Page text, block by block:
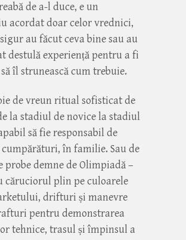
de a-l duce, e un
acordat doar celor vrednici,
au făcut ceva bine sau au
destulă experiență pentru a fi
îl strunească cum trebuie.
de vreun ritual sofisticat de
la stadiul de novice la stadiul
să fie responsabil de
cumpărături, în familie. Sau de
probe demne de Olimpiadă –
căruciorul plin pe culoarele
drifturi și manevre
pentru demonstrarea
tehnice, trasul și împinsul a